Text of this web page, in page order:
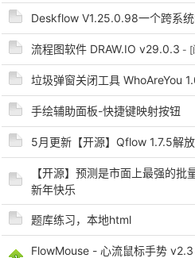
Deskflow V1.25.0.98一个跨系
流程图软件 DRAW.IO v29.0.3 - [
垃圾弹窗关闭工具 WhoAreYou
手绘辅助面板-快捷键映射按钮
5月更新【开源】Qflow 1.7.5解
【开源】预测是市面上最强的
新年快乐
题库练习，本地html
FlowMouse - 心流鼠标手势 v2.3